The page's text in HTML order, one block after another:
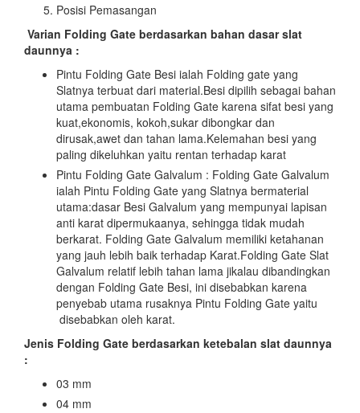
Posisi Pemasangan
Varian Folding Gate berdasarkan bahan dasar slat
daunnya :
Pintu Folding Gate Besi ialah Folding gate yang
Slatnya terbuat dari material.Besi dipilih sebagai bahan
utama pembuatan Folding Gate karena sifat besi yang
kuat,ekonomis, kokoh,sukar dibongkar dan
dirusak,awet dan tahan lama.Kelemahan besi yang
paling dikeluhkan yaitu rentan terhadap karat
Pintu Folding Gate Galvalum : Folding Gate Galvalum
ialah Pintu Folding Gate yang Slatnya bermaterial
utama:dasar Besi Galvalum yang mempunyai lapisan
anti karat dipermukaanya, sehingga tidak mudah
berkarat. Folding Gate Galvalum memiliki ketahanan
yang jauh lebih baik terhadap Karat.Folding Gate Slat
Galvalum relatif lebih tahan lama jikalau dibandingkan
dengan Folding Gate Besi, ini disebabkan karena
penyebab utama rusaknya Pintu Folding Gate yaitu
disebabkan oleh karat.
Jenis Folding Gate berdasarkan ketebalan slat daunnya
:
03 mm
04 mm